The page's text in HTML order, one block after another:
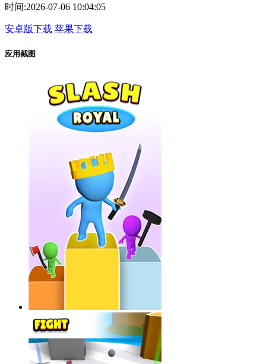
时间:2026-07-06 10:04:05
安卓版下载 苹果下载
应用截图